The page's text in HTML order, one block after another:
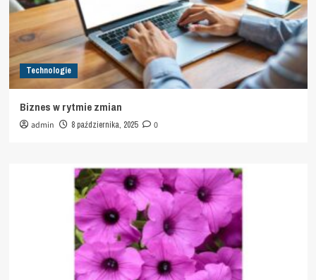
Technologie
Biznes w rytmie zmian
admin 8 października, 2025 0